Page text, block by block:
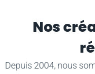
Nos
Depuis 2004, nous